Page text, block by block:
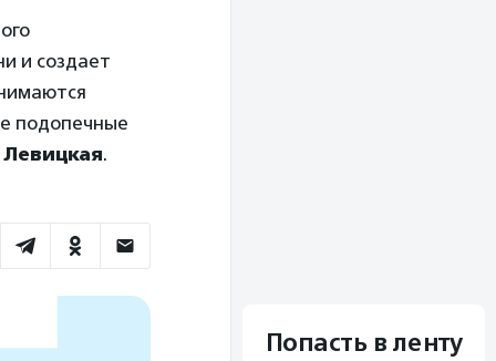
и создает
подопечные
.
Попасть в ленту